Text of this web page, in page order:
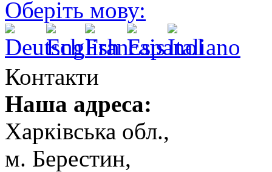
Оберіть мову:
Контакти
Наша адреса:
Харківська обл.,
м. Берестин,